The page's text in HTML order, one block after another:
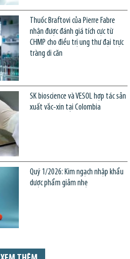
Thuốc Braftovi của Pierre Fabre
nhận được đánh giá tích cực từ
CHMP cho điều trị ung thư đại trực
tràng di căn
SK bioscience và VESOL hợp tác sản
xuất vắc-xin tại Colombia
Quý 1/2026: Kim ngạch nhập khẩu
dược phẩm giảm nhẹ